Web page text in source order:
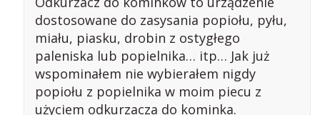
dostosowane do zasysania popiołu, pyłu,
miału, piasku, drobin z ostygłego
paleniska lub popielnika… itp… Jak już
wspominałem nie wybierałem nigdy
popiołu z popielnika w moim piecu z
użyciem odkurzacza do kominka.